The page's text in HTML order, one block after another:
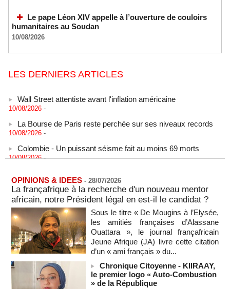
Le pape Léon XIV appelle à l’ouverture de couloirs
humanitaires au Soudan
10/08/2026
LES DERNIERS ARTICLES
10/08/2026 -
10/08/2026 -
10/08/2026 -
10/08/2026 -
Zambie : Les défis liés au maintien des progrès
démocratiques
10/08/2026 -
RDC: après la libération de 15 détenus, les divergences
persistent entre Kinshasa et l’AFC/M23
10/08/2026 -
RDC: après la libération de 15 détenus, les divergences
persistent entre Kinshasa et l’AFC/M23
10/08/2026 -
OPINIONS & IDEES - 28/07/2026
La françafrique à la recherche d'un nouveau mentor
africain, notre Président légal en est-il le candidat ?
Sous le titre « De Mougins à l’Elysée,
les amitiés françaises d’Alassane
Ouattara », le journal françafricain
Jeune Afrique (JA) livre cette citation
d’un « ami français » du...
Chronique Citoyenne - KIIRAAY,
le premier logo « Auto-Combustion
» de la République